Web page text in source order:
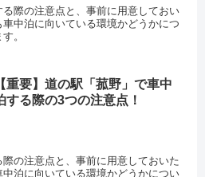
際の注意点と、事前に用意しておい
中泊に向いている環境かどうかにつ
。
【重要】道の駅「菰野」で車中
する際の3つの注意点！
の注意点と、事前に用意しておいた
泊に向いている環境かどうかについ